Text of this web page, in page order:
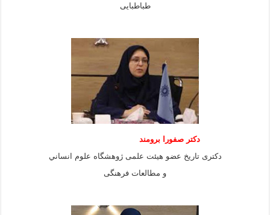
طباطبايى
دكتر صفورا برومند
دكترى تاريخ عضو هيئت علمى ژوهشگاه علوم انساني
و مطالعات فرهنگى